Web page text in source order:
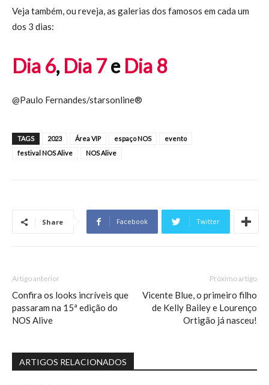
Veja também, ou reveja, as galerias dos famosos em cada um
dos 3 dias:
Dia 6, Dia 7e Dia 8
@Paulo Fernandes/starsonline®
TAGS 2023 Área VIP espaço NOS
evento
festival NOS Alive
NOS Alive
Share Facebook Twitter
Artigo anterior
Confira os looks incríveis que
passaram na 15ª edição do
NOS Alive
Próximo artigo
Vicente Blue, o primeiro filho
de Kelly Bailey e Lourenço
Ortigão já nasceu!
ARTIGOS RELACIONADOS